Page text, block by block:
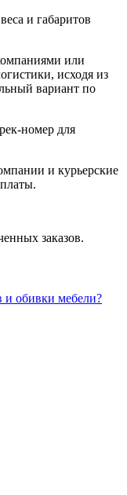
и габаритов
или
исходя из
вариант по
номер для
и курьерские
заказов.
и обивки мебели?